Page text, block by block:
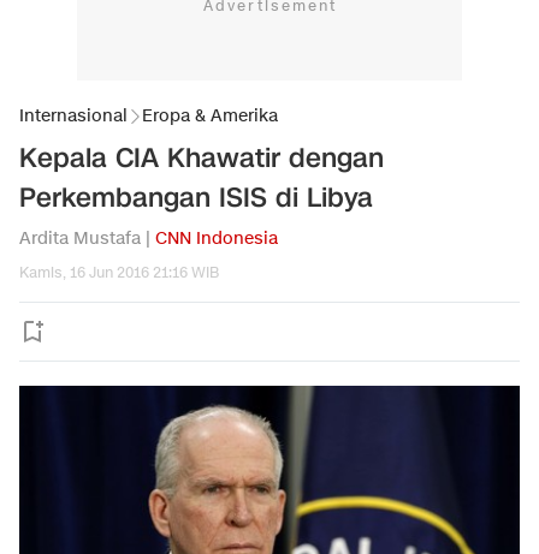
Internasional Eropa & Amerika
Kepala CIA Khawatir dengan
Perkembangan ISIS di Libya
Ardita Mustafa | CNN Indonesia
Kamis, 16 Jun 2016 21:16 WIB